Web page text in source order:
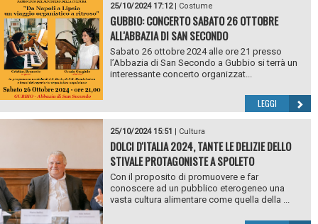
25/10/2024 17:12| Costume
GUBBIO: CONCERTO SABATO 26 OTTOBRE
ALL'ABBAZIA DI SAN SECONDO
Sabato 26 ottobre 2024 alle ore 21 presso
l’Abbazia di San Secondo a Gubbio si terrà un
interessante concerto organizzat...
LEGGI
25/10/2024 15:51 | Cultura
DOLCI D'ITALIA 2024, TANTE LE DELIZIE DELLO
STIVALE PROTAGONISTE A SPOLETO
Con il proposito di promuovere e far
conoscere ad un pubblico eterogeneo una
vasta cultura alimentare come quella della ...